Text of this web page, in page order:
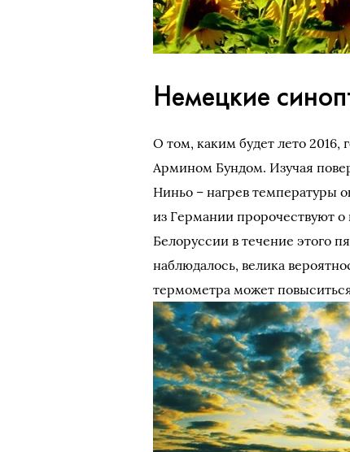
Немецкие
О том, каким будет лето 2016,
Армином Бундом. Изучая
Ниньо – нагрев температуры
из Германии пророчествуют
Белоруссии в течение этого
наблюдалось, велика
термометра может